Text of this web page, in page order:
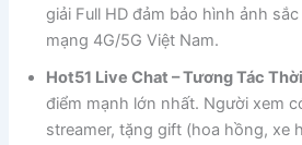
giải Full HD đảm bảo hình ảnh
mạng 4G/5G Việt Nam.
Hot51 Live Chat – Tương Tác
điểm mạnh lớn nhất. Người xem
streamer, tặng gift (hoa hồng, xe